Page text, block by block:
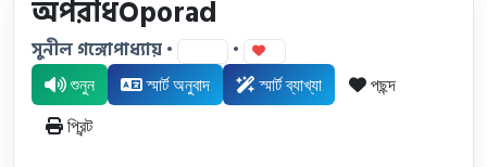
অপরাধOporad
সুনীল গঙ্গোপাধ্যায় • •
শুনুন স্মার্ট অনুবাদ স্মার্ট ব্যাখ্যা
পছন্দ
প্রিন্ট